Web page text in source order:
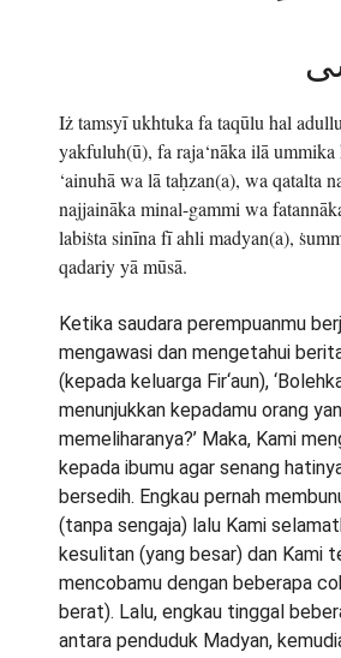
Iż tamsyī ukhtuka fa taqūlu hal
yakfuluh(ū), fa raja‘nāka ilā ummika
‘ainuhā wa lā taḥzan(a), wa qatalta
najjaināka minal-gammi wa
labiṡta sinīna fī ahli madyan(a),
qadariy yā mūsā.
Ketika saudara perempuanmu
mengawasi dan mengetahui
(kepada keluarga Fir‘aun),
menunjukkan kepadamu orang
memeliharanya?’ Maka, Kami
kepada ibumu agar senang
bersedih. Engkau pernah
(tanpa sengaja) lalu Kami
kesulitan (yang besar) dan Kami
mencobamu dengan beberapa
berat). Lalu, engkau tinggal
antara penduduk Madyan,